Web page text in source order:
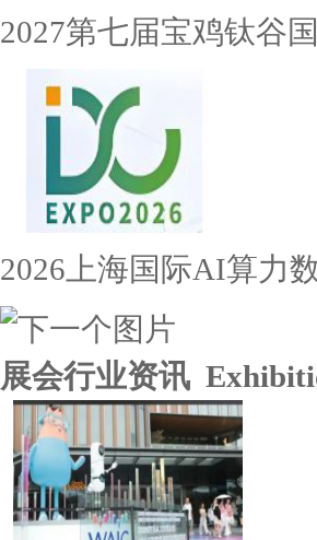
2027第七届宝鸡钛谷
2026上海国际AI算力
展会行业资讯